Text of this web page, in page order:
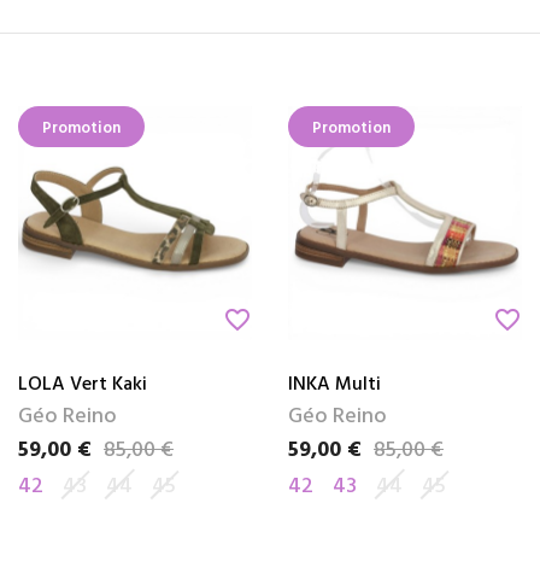
Promotion
favorite_border
LOLA Vert Kaki
Géo Reino
Prix
59,00 €
Prix de base85,00 €
42 43 44 45
Promotion
favorite_border
INKA Multi
Géo Reino
Prix
59,00 €
Prix de base85,00 €
42
43 44 45